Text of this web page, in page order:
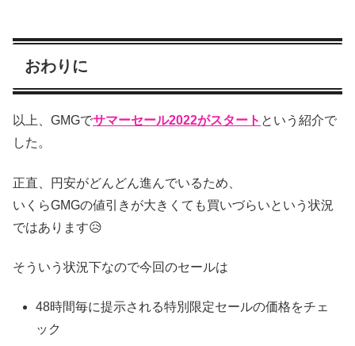
おわりに
以上、GMGでサマーセール2022がスタート という紹介で
した。
正直、円安がどんどん進んでいるため、
いくらGMGの値引きが大きくても買いづらいという状況
ではあります😥
そういう状況下なので今回のセールは
48時間毎に提示される特別限定セールの価格をチェ
ック